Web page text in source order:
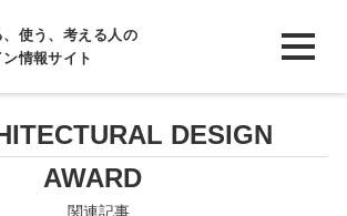
、使う、考える人の
情報サイト
DESIGN
AWARD
関連記事